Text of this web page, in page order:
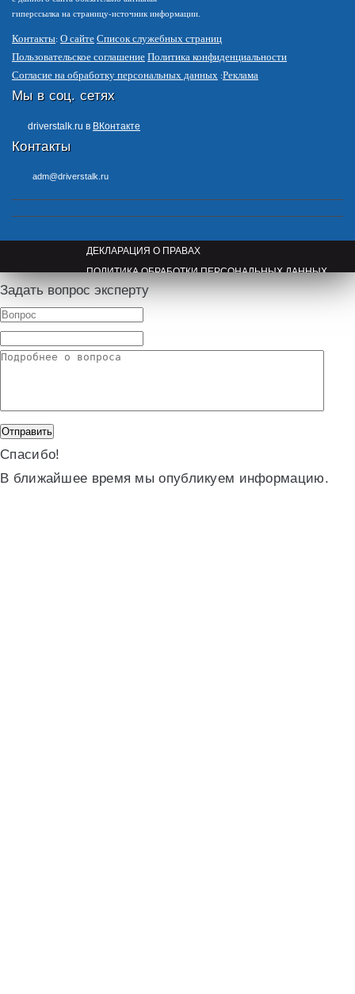
гиперссылка на страницу-источник информации.
Контакты О сайте Список служебных страниц
Пользовательское соглашение Политика конфиденциальности
Согласие на обработку персональных данных Реклама
Мы в соц. сетях
driverstalk.ru в ВКонтакте
Контакты
adm@driverstalk.ru
ДЕКЛАРАЦИЯ О ПРАВАХ
ПОЛИТИКА ОБРАБОТКИ ПЕРСОНАЛЬНЫХ ДАННЫХ
ПРАВООБЛАДАТЕЛЯМ
Задать вопрос эксперту
Спасибо!
В ближайшее время мы опубликуем информацию.